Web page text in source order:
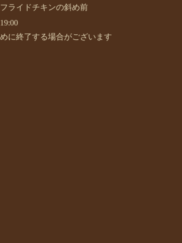
ライドチキンの斜め前
に終了する場合がございます